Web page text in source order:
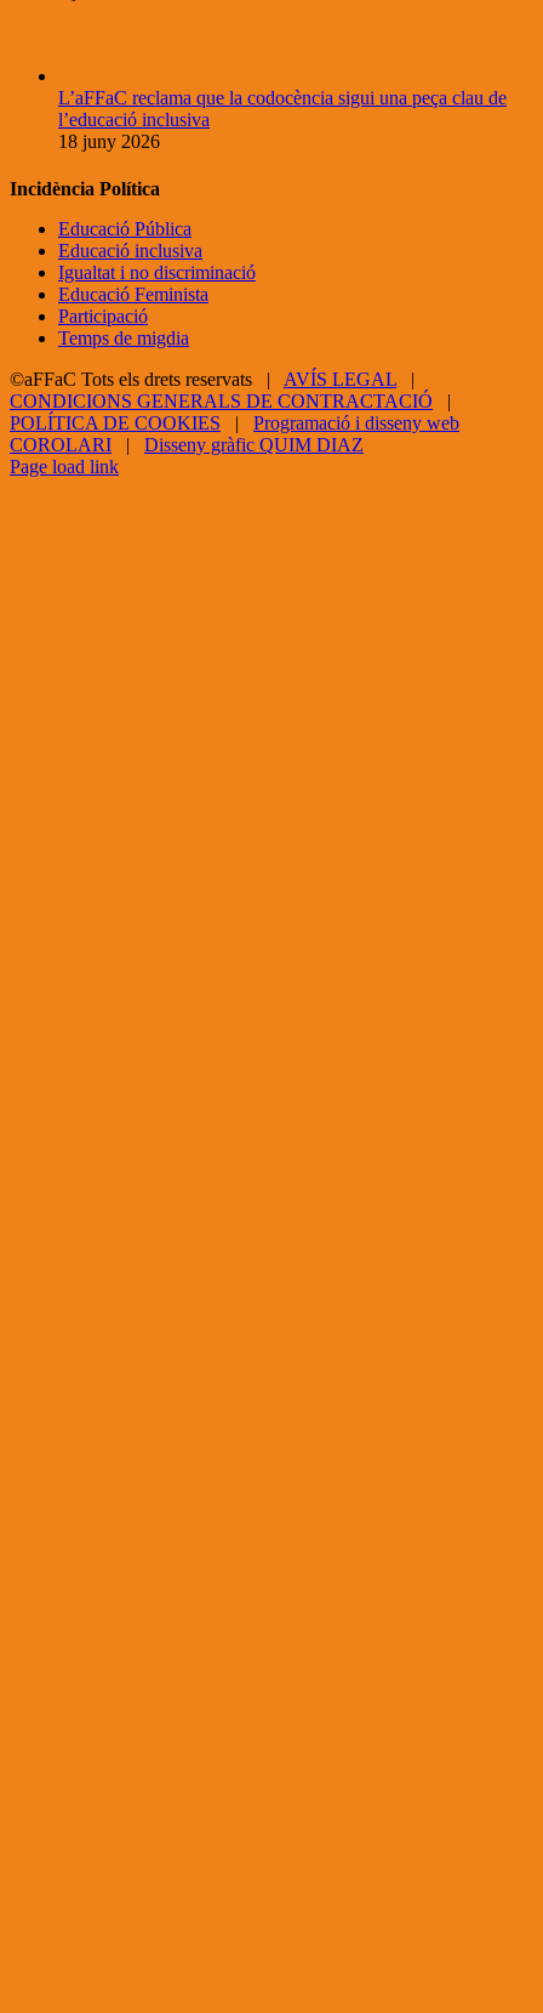
L’aFFaC reclama que la codocència sigui una peça clau de
l’educació inclusiva
18 juny 2026
Incidència Política
Educació Pública
Educació inclusiva
Igualtat i no discriminació
Educació Feminista
Participació
Temps de migdia
©aFFaC Tots els drets reservats | AVÍS LEGAL |
CONDICIONS GENERALS DE CONTRACTACIÓ |
POLÍTICA DE COOKIES | Programació i disseny web
COROLARI | Disseny gràfic QUIM DIAZ
Facebook
X
YouTube
Page load link